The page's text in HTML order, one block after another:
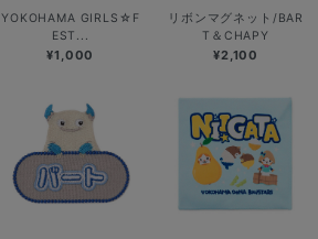
YOKOHAMA GIRLS☆F
EST...
¥1,000
リボンマグネット/BAR
T＆CHAPY
¥2,100